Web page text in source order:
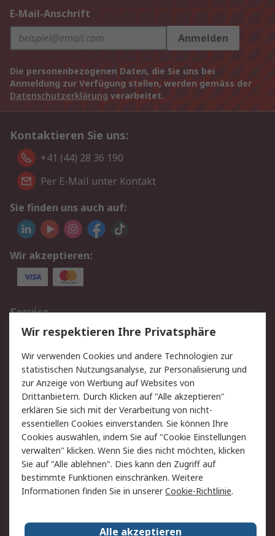
E-Mail-Anschrift
Anmelden
Die personenbezogenen Daten, die Sie uns bei
Anmeldung zur Verfügung stellen, werden gemäss der
Datenschutzerklärung verarbeitet.
Kontaktieren Sie uns:
+41 (44) 28 36 190
Per E-Mail unter Kontakt
Sie finden uns auch auf:
Wir akzeptieren:
Service
Value Added Services
Lieferlösungen
Rücksendungen
Kontakt
Hilfe
Rechtliches
AGB
Datenschutz
Cookie-Richtlinie
Zahlungsbedingungen
Copyright/Impressum
Über RS
Karriere bei RS
Nachhaltigkeit
Wir respektieren Ihre Privatsphäre
Wir verwenden Cookies und andere Technologien zur
statistischen Nutzungsanalyse, zur Personalisierung und
zur Anzeige von Werbung auf Websites von
Drittanbietern. Durch Klicken auf "Alle akzeptieren"
erklären Sie sich mit der Verarbeitung von nicht-
essentiellen Cookies einverstanden. Sie können Ihre
Cookies auswählen, indem Sie auf "Cookie Einstellungen
verwalten" klicken. Wenn Sie dies nicht möchten, klicken
Sie auf "Alle ablehnen". Dies kann den Zugriff auf
bestimmte Funktionen einschränken. Weitere
Informationen finden Sie in unsererCookie-Richtlinie.
Alle akzeptieren